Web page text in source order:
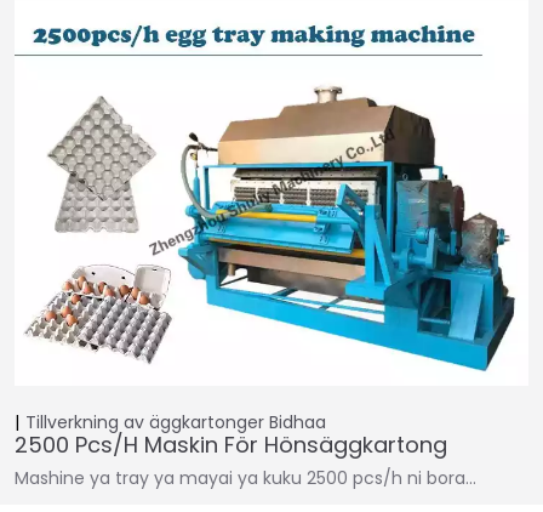
Tillverkning av äggkartonger Bidhaa
2500 Pcs/h Maskin För Hönsäggkartong
Mashine ya tray ya mayai ya kuku 2500 pcs/h ni bora...